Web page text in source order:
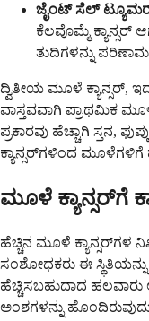
ಜೈಂಟ್ ಸೆಲ್
ಕೆಲವೊಮ್ಮೆ ಕ್ಯಾನ್ಸರ್
ತುದಿಗಳನ್ನು ಪರಿಣಾಮ
ದ್ವಿತೀಯ ಮೂಳೆ ಕ್ಯಾನ್ಸರ್,
ವಾಸ್ತವವಾಗಿ ಪ್ರಾಥಮಿಕ
ಪ್ರಕಾರವು ಹೆಚ್ಚಾಗಿ ಸ್ತನ,
ಕ್ಯಾನ್ಸರ್‌ಗಳಿಂದ
ಮೂಳೆ ಕ್ಯಾನ್ಸರ್‌ಗೆ
ಹೆಚ್ಚಿನ ಮೂಳೆ ಕ್ಯಾನ್ಸರ್‌ಗಳ
ಸಂಶೋಧಕರು ಈ
ಹೆಚ್ಚಿಸಬಹುದಾದ ಹಲವಾರು
ಅಂಶಗಳನ್ನು